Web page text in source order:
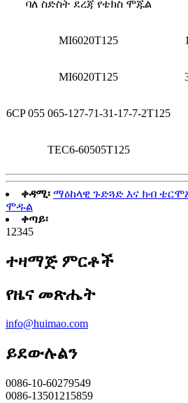
ባለ ስድስት ደረጃ የቴክስ ሞጁል
MI6020T125
MI6020T125
6CP 055 065-127-71-31-17-7-2T125
TEC6-60505T125
ቀዳሚ፡ ማዕከላዊ ጉድጓድ እና ክብ
ሞዱል
ቀጣይ፡
1 2345
ተዛማጅ ምርቶች
የዜና መጽሔት
info@huimao.com
ይደውሉልን
0086-10-60279549
0086-13501215859